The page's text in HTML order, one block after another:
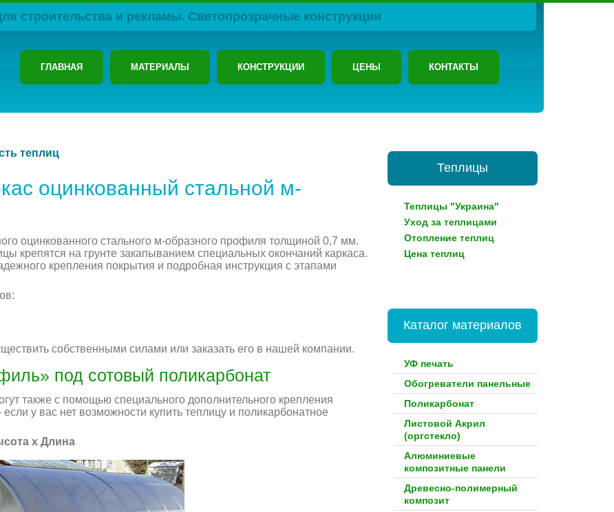
строительства и рекламы. Светопрозрачные конструкции
ГЛАВНАЯ МАТЕРИАЛЫ КОНСТРУКЦИИ ЦЕНЫ КОНТАКТЫ
теплиц
оцинкованный стальной м-
оцинкованного стального м-образного профиля толщиной 0,7 мм.
крепятся на грунте закапыванием специальных окончаний каркаса.
крепления покрытия и подробная инструкция с этапами
собственными силами или заказать его в нашей компании.
под сотовый поликарбонат
также с помощью специального дополнительного крепления
у вас нет возможности купить теплицу и поликарбонатное
х Длина
Теплицы
Теплицы "Украина"
Уход за теплицами
Отопление теплиц
Цена теплиц
Каталог материалов
УФ печать
Обогреватели панельные
Поликарбонат
Листовой Акрил
(оргстекло)
Алюминиевые
композитные панели
Древесно-полимерный
композит